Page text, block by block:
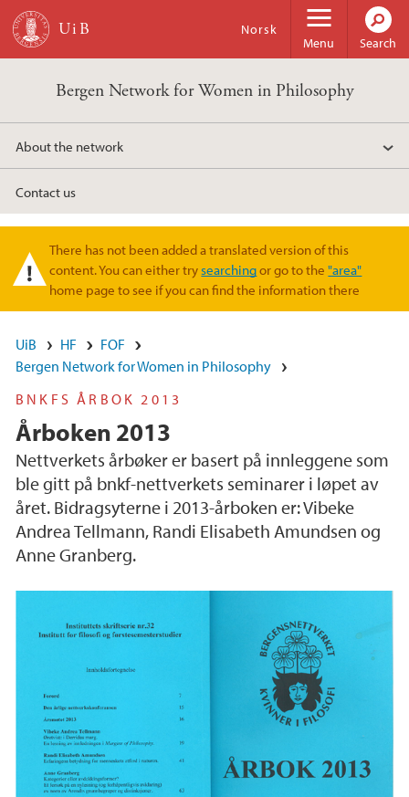
Skip to main content
Menu
Norsk
Search
Bergen Network for Women in Philosophy
About the network
Contact us
Warning message
There has not been added a translated version of this
content. You can either try searchingor go to the"area"
home page to see if you can find the information there
UiB HF
FOF
Bergen Network for Women in Philosophy
BNKFS ÅRBOK 2013
Årboken 2013
Nettverkets årbøker er basert på innleggene som
ble gitt på bnkf-nettverkets seminarer i løpet av
året. Bidragsyterne i 2013-årboken er: Vibeke
Andrea Tellmann, Randi Elisabeth Amundsen og
Anne Granberg.